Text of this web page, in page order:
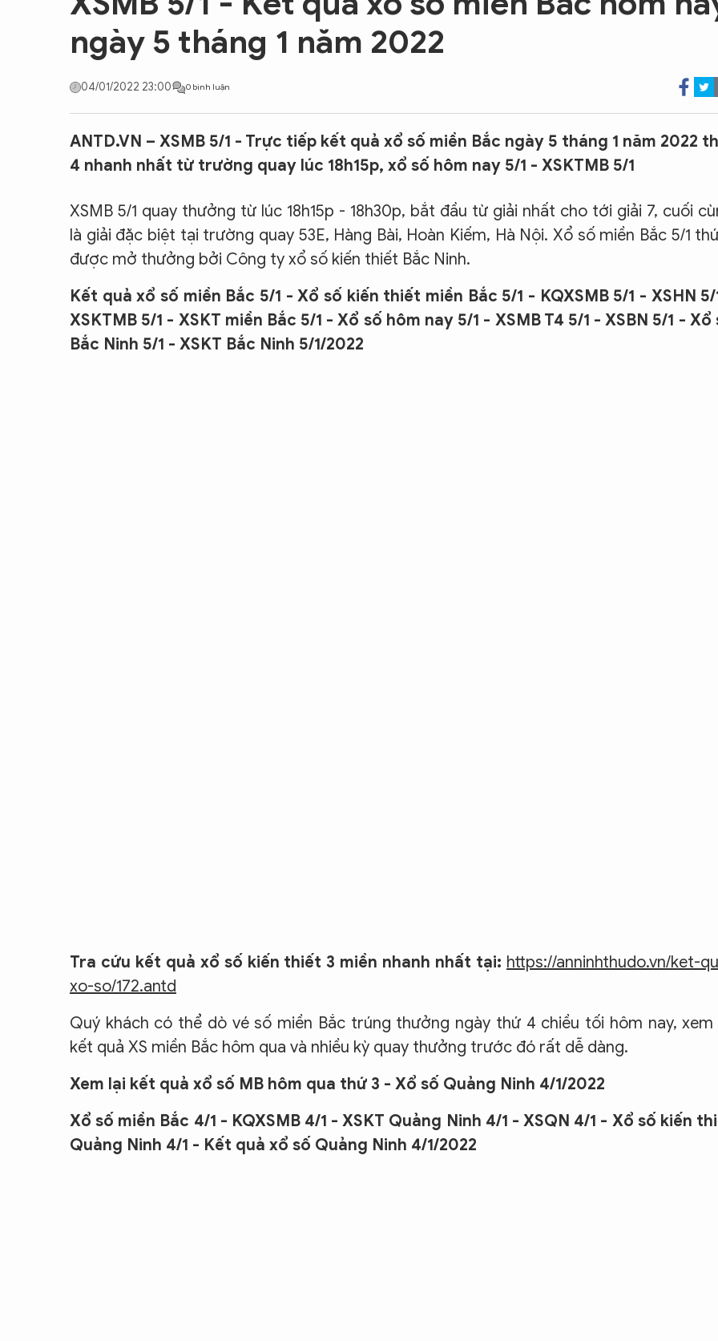
CON ĐƯỜNG KHỞI NGHIỆP
ngày 5 tháng 1 năm 2022
04/01/2022 23:00 0 bình luận
ANTD.VN – XSMB 5/1 - Trực tiếp kết quả xổ số miền Bắc ngày 5 tháng 1 năm 2022
4 nhanh nhất từ trường quay lúc 18h15p, xổ số hôm nay 5/1 - XSKTMB 5/1
XSMB 5/1 quay thưởng từ lúc 18h15p - 18h30p, bắt đầu từ giải nhất cho tới giải 7, cuối
là giải đặc biệt tại trường quay 53E, Hàng Bài, Hoàn Kiếm, Hà Nội. Xổ số miền Bắc 5/1
được mở thưởng bởi Công ty xổ số kiến thiết Bắc Ninh.
Kết quả xổ số miền Bắc 5/1 - Xổ số kiến thiết miền Bắc 5/1 - KQXSMB 5/1 - XSHN 5/
XSKTMB 5/1 - XSKT miền Bắc 5/1 - Xổ số hôm nay 5/1 - XSMB T4 5/1 - XSBN 5/1 - Xổ
Bắc Ninh 5/1 - XSKT Bắc Ninh 5/1/2022
Tra cứu kết quả xổ số kiến thiết 3 miền nhanh nhất tại: https://anninhthudo.vn/ket-
xo-so/172.antd
Quý khách có thể dò vé số miền Bắc trúng thưởng ngày thứ 4 chiều tối hôm nay, xem
kết quả XS miền Bắc hôm qua và nhiều kỳ quay thưởng trước đó rất dễ dàng.
Xem lại kết quả xổ số MB hôm qua thứ 3 - Xổ số Quảng Ninh 4/1/2022
Xổ số miền Bắc 4/1 - KQXSMB 4/1 - XSKT Quảng Ninh 4/1 - XSQN 4/1 - Xổ số kiến
Quảng Ninh 4/1 - Kết quả xổ số Quảng Ninh 4/1/2022